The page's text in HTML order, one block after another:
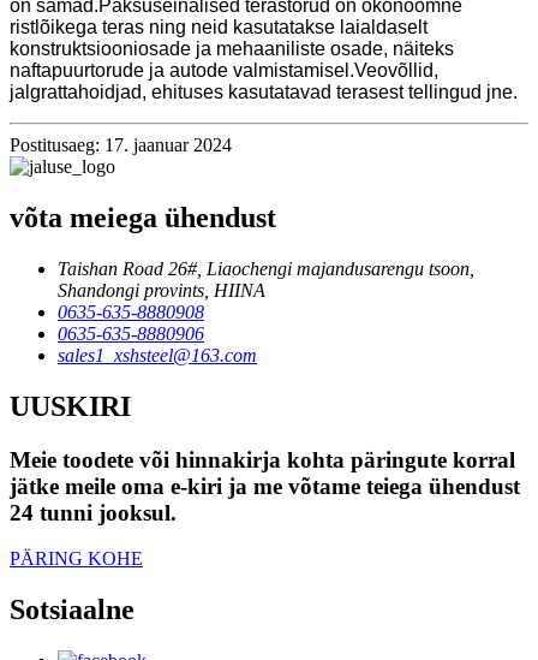
on samad.Paksuseinalised terastorud on ökonoomne
ristlõikega teras ning neid kasutatakse laialdaselt
konstruktsiooniosade ja mehaaniliste osade, näiteks
naftapuurtorude ja autode valmistamisel.Veovõllid,
jalgrattahoidjad, ehituses kasutatavad terasest tellingud jne.
Postitusaeg: 17. jaanuar 2024
võta meiega ühendust
Taishan Road 26#, Liaochengi majandusarengu tsoon,
Shandongi provints, HIINA
0635-635-8880908
0635-635-8880906
sales1_xshsteel@163.com
UUSKIRI
Meie toodete või hinnakirja kohta päringute korral
jätke meile oma e-kiri ja me võtame teiega ühendust
24 tunni jooksul.
PÄRING KOHE
Sotsiaalne